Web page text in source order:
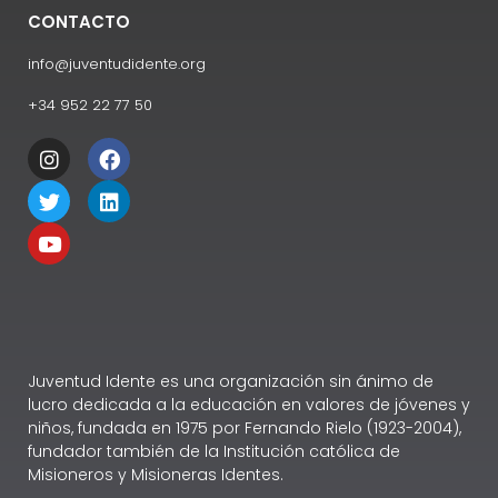
CONTACTO
info@juventudidente.org
+34 952 22 77 50
Juventud Idente es una organización sin ánimo de
lucro dedicada a la educación en valores de jóvenes y
niños, fundada en 1975 por Fernando Rielo (1923-2004),
fundador también de la Institución católica de
Misioneros y Misioneras Identes.